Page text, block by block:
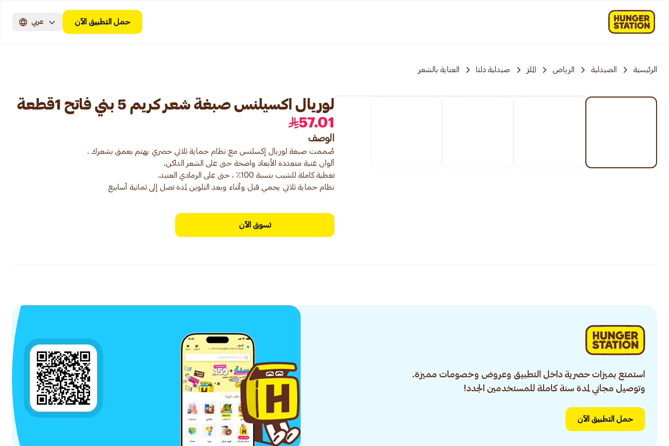
حمل التطبيق الآن عربي
الرئيسية الصيدلية الرياض الملز صيدلية دلتا العناية بالشعر
لوريال اكسيلنس صبغة شعر كريم 5 بني فاتح 1قطعة
57.01
الوصف
نظام حماية ثلاثي يحمي قبل وأثناء وبعد التلوين لمدة تصل إلى ثمانية أسابيع
تسوق الآن
استمتع بميزات حصرية داخل التطبيق وعروض وخصومات مميزة.
وتوصيل مجاني لمدة سنة كاملة للمستخدمين الجدد!
حمل التطبيق الآن